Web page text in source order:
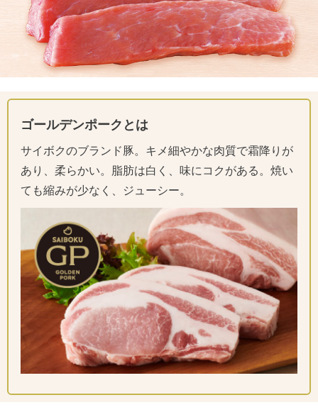
ゴールデンポークとは
サイボクのブランド豚。キメ細やかな肉質で霜降りが
あり、柔らかい。脂肪は白く、味にコクがある。焼い
ても縮みが少なく、ジューシー。